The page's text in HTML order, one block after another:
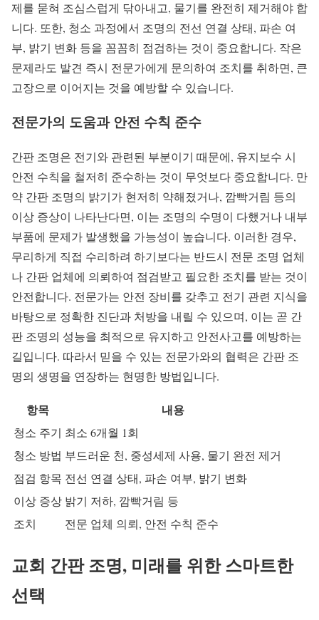
제를 묻혀 조심스럽게 닦아내고, 물기를 완전히 제거해야 합
니다. 또한, 청소 과정에서 조명의 전선 연결 상태, 파손 여
부, 밝기 변화 등을 꼼꼼히 점검하는 것이 중요합니다. 작은
문제라도 발견 즉시 전문가에게 문의하여 조치를 취하면, 큰
고장으로 이어지는 것을 예방할 수 있습니다.
전문가의 도움과 안전 수칙 준수
간판 조명은 전기와 관련된 부분이기 때문에, 유지보수 시
안전 수칙을 철저히 준수하는 것이 무엇보다 중요합니다. 만
약 간판 조명의 밝기가 현저히 약해졌거나, 깜빡거림 등의
이상 증상이 나타난다면, 이는 조명의 수명이 다했거나 내부
부품에 문제가 발생했을 가능성이 높습니다. 이러한 경우,
무리하게 직접 수리하려 하기보다는 반드시 전문 조명 업체
나 간판 업체에 의뢰하여 점검받고 필요한 조치를 받는 것이
안전합니다. 전문가는 안전 장비를 갖추고 전기 관련 지식을
바탕으로 정확한 진단과 처방을 내릴 수 있으며, 이는 곧 간
판 조명의 성능을 최적으로 유지하고 안전사고를 예방하는
길입니다. 따라서 믿을 수 있는 전문가와의 협력은 간판 조
명의 생명을 연장하는 현명한 방법입니다.
항목 내용
청소 주기 최소 6개월 1회
청소 방법 부드러운 천, 중성세제 사용, 물기 완전 제거
점검 항목 전선 연결 상태, 파손 여부, 밝기 변화
이상 증상 밝기 저하, 깜빡거림 등
조치
전문 업체 의뢰, 안전 수칙 준수
교회 간판 조명, 미래를 위한 스마트한
선택